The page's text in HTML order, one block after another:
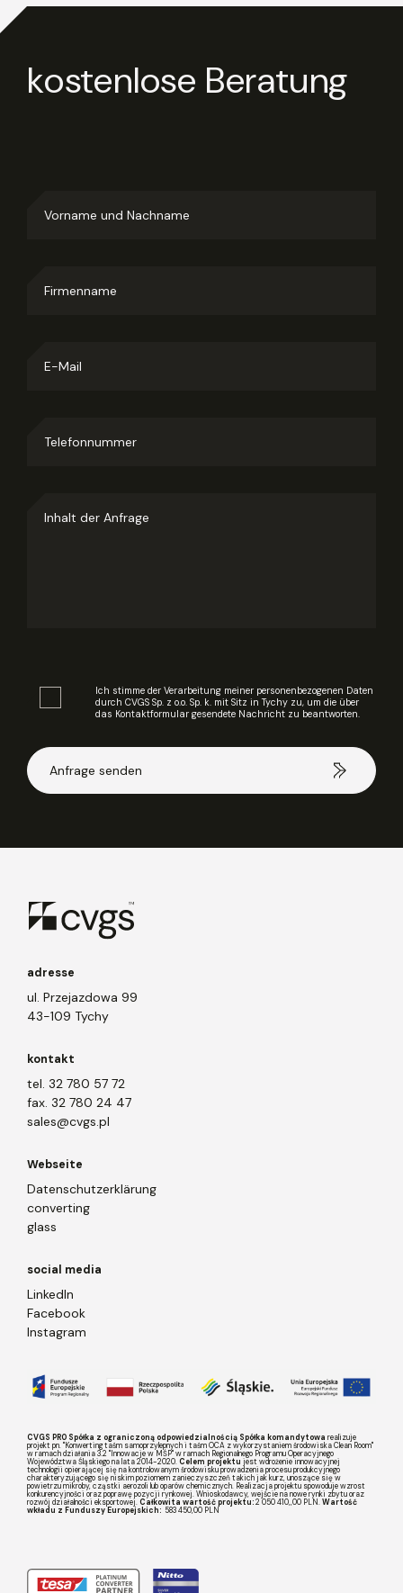
kostenlose Beratung
Ich stimme der Verarbeitung meiner personenbezogenen Daten
durch CVGS Sp. z o.o. Sp. k. mit Sitz in Tychy zu, um die über
das Kontaktformular gesendete Nachricht zu beantworten.
adresse
ul. Przejazdowa 99
43-109 Tychy
kontakt
tel. 32 780 57 72
fax. 32 780 24 47
sales@cvgs.pl
Webseite
Datenschutzerklärung
converting
glass
social media
LinkedIn
Facebook
Instagram
CVGS PRO Spółka z ograniczoną odpowiedzialnością Spółka komandytowa realizuje
projekt pn. "Konwerting taśm samoprzylepnych i taśm OCA z wykorzystaniem środowiska Clean Room"
w ramach działania 3.2 "Innowacje w MŚP" w ramach Regionalnego Programu Operacyjnego
Województwa Śląskiego na lata 2014-2020.Celem projektu jest wdrożenie innowacyjnej
technologii opierającej się na kontrolowanym środowisku prowadzenia procesu produkcyjnego
charakteryzującego się niskim poziomem zanieczyszczeń takich jak kurz, unoszące się w
powietrzu mikroby, cząstki aerozoli lub oparów chemicznych. Realizacja projektu spowoduje wzrost
konkurencyjności oraz poprawę pozycji rynkowej. Wnioskodawcy, wejście na nowe rynki zbytu oraz
rozwój działalności eksportowej.Całkowita wartość projektu:2 050 410,,00 PLN.Wartość
wkładu z Funduszy Europejskich: 583 450,00 PLN